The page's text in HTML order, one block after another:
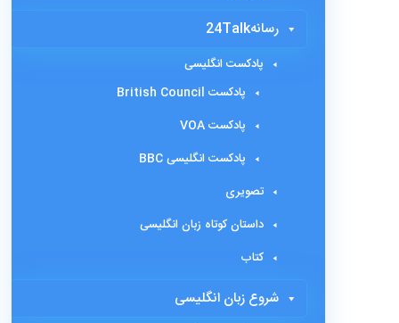
رسانه24Talk
پادکست انگلیسی
پادکست British Council
پادکست VOA
پادکست انگلیسی BBC
تصویری
داستان کوتاه زبان انگلیسی
کتاب
شروع زبان انگلیسی